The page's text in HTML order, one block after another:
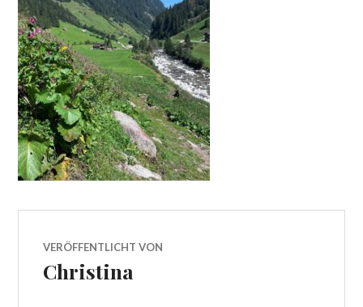
VERÖFFENTLICHT VON
Christina